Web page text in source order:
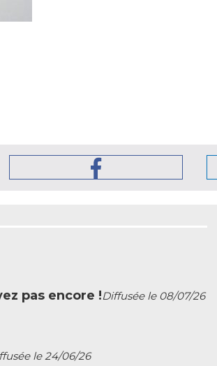
pas encore !Diffusée le 08/07/26
le 24/06/26